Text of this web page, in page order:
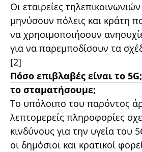
Οι εταιρείες
μηνύσουν πόλεις και κράτη
να χρησιμοποιήσουν
για να παρεμποδίσουν τα
[2]
Πόσο επιβλαβές είναι το
το σταματήσουμε;
Το υπόλοιπο του παρόντος
λεπτομερείς πληροφορίες
κινδύνους για την υγεία του
οι δημόσιοι και κρατικοί